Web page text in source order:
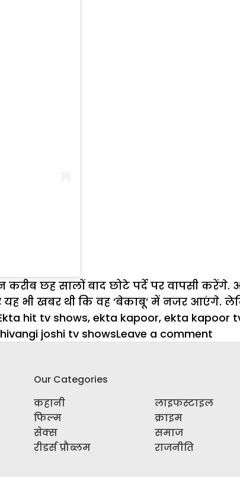
छह सालों बाद छोटे पर्दे पर वापसी करेंगे.
भी खबर थी कि वह ‘बेकाबू’ में नजर आएंगे.
hit tv shows, ekta kapoor, ekta kapoor
joshi tv showsLeave a comment
टीवी
Our Categories
कहानी
फिल्म
सेक्स
रीडर्स प्रौब्लम
लाइफस्टाइल
क्राइम
समाज
राजनीति